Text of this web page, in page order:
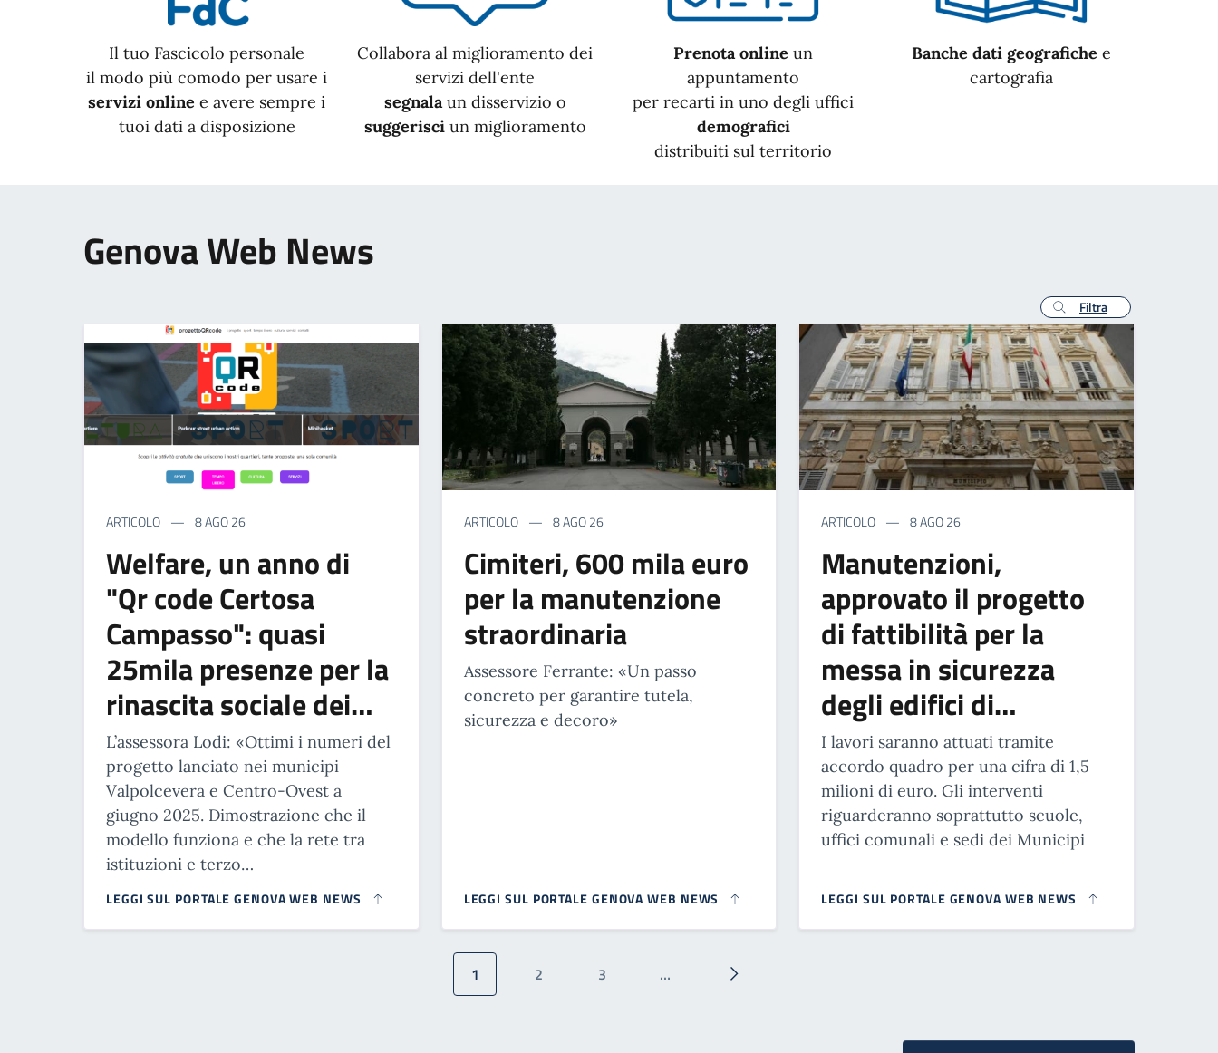
Il tuo Fascicolo personale
il modo più comodo per usare i
servizi online e avere sempre i
tuoi dati a disposizione
Collabora al miglioramento dei
servizi dell'ente
segnalaun disservizio o
suggerisciun miglioramento
Prenota online un
appuntamento
per recarti in uno degli uffici
demografici
distribuiti sul territorio
Banche dati geografiche e
cartografia
Genova Web News
Filtra
ARTICOLO 8 AGO 26
Welfare, un anno di
"Qr code Certosa
Campasso": quasi
25mila presenze per la
rinascita sociale dei…
L’assessora Lodi: «Ottimi i numeri del
progetto lanciato nei municipi
Valpolcevera e Centro-Ovest a
giugno 2025. Dimostrazione che il
modello funziona e che la rete tra
istituzioni e terzo…
LEGGI SUL PORTALE GENOVA WEB NEWS
ARTICOLO 8 AGO 26
Cimiteri, 600 mila euro
per la manutenzione
straordinaria
Assessore Ferrante: «Un passo
concreto per garantire tutela,
sicurezza e decoro»
LEGGI SUL PORTALE GENOVA WEB NEWS
ARTICOLO 8 AGO 26
Manutenzioni,
approvato il progetto
di fattibilità per la
messa in sicurezza
degli edifici di…
I lavori saranno attuati tramite
accordo quadro per una cifra di 1,5
milioni di euro. Gli interventi
riguarderanno soprattutto scuole,
uffici comunali e sedi dei Municipi
LEGGI SUL PORTALE GENOVA WEB NEWS
Pagina attuale
1 Pagina
2 Pagina
3 … Pagina successiva